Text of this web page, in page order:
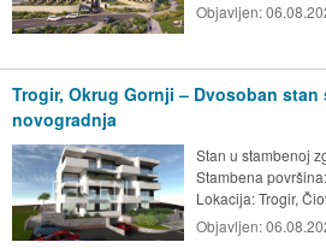
Objavljen:
Trogir, Okrug Gornji – Dvosoban stan
novogradnja
Stan u stambenoj
Stambena
Lokacija:Trogir,
Objavljen: